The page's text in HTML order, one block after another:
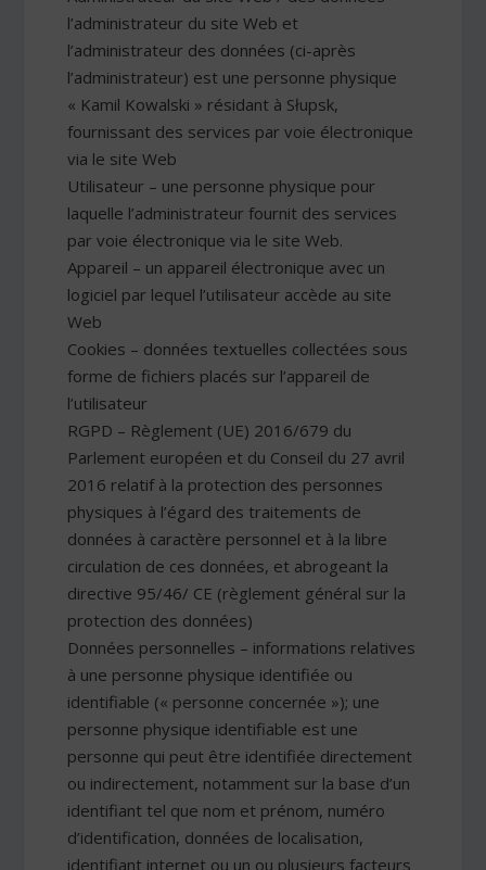
l’administrateur du site Web et
l’administrateur des données (ci-après
l’administrateur) est une personne physique
« Kamil Kowalski » résidant à Słupsk,
fournissant des services par voie électronique
via le site Web
Utilisateur – une personne physique pour
laquelle l’administrateur fournit des services
par voie électronique via le site Web.
Appareil – un appareil électronique avec un
logiciel par lequel l’utilisateur accède au site
Web
Cookies – données textuelles collectées sous
forme de fichiers placés sur l’appareil de
l’utilisateur
RGPD – Règlement (UE) 2016/679 du
Parlement européen et du Conseil du 27 avril
2016 relatif à la protection des personnes
physiques à l’égard des traitements de
données à caractère personnel et à la libre
circulation de ces données, et abrogeant la
directive 95/46/ CE (règlement général sur la
protection des données)
Données personnelles – informations relatives
à une personne physique identifiée ou
identifiable (« personne concernée »); une
personne physique identifiable est une
personne qui peut être identifiée directement
ou indirectement, notamment sur la base d’un
identifiant tel que nom et prénom, numéro
d’identification, données de localisation,
identifiant internet ou un ou plusieurs facteurs